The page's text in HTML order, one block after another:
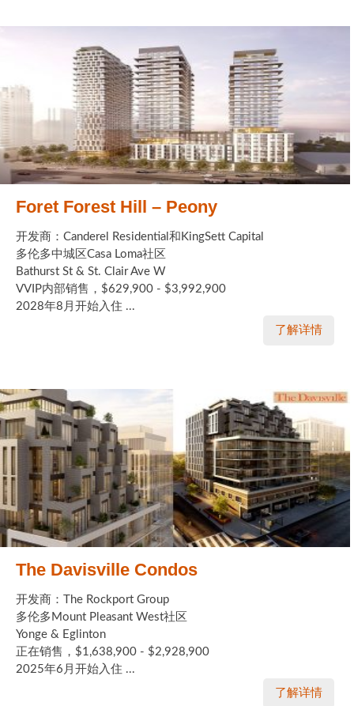
Foret Forest Hill – Peony
开发商：Canderel Residential和KingSett Capital
多伦多中城区Casa Loma社区
Bathurst St & St. Clair Ave W
VVIP内部销售，$629,900 - $3,992,900
2028年8月开始入住 ...
了解详情
The Davisville Condos
开发商：The Rockport Group
多伦多Mount Pleasant West社区
Yonge & Eglinton
正在销售，$1,638,900 - $2,928,900
2025年6月开始入住 ...
了解详情